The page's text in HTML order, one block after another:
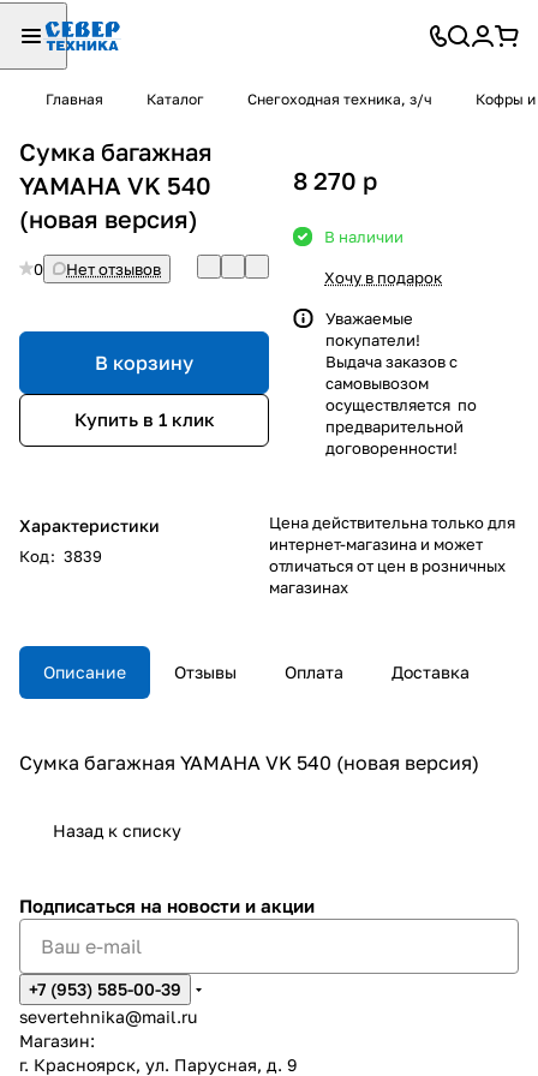
Главная Каталог Снегоходная техника, з/ч Кофры и
Сумка багажная
YAMAHA VK 540
(новая версия)
0 Нет отзывов
В корзину
Купить в 1 клик
Характеристики
Код: 3839
8 270 p
В наличии
Хочу в подарок
Уважаемые
покупатели!
Выдача заказов с
самовывозом
осуществляется по
предварительной
договоренности!
Цена действительна только для
интернет-магазина и может
отличаться от цен в розничных
магазинах
Описание Отзывы Оплата Доставка
Сумка багажная YAMAHA VK 540 (новая версия)
Назад к списку
Подписаться на новости и акции
+7 (953) 585-00-39
severtehnika@mail.ru
Магазин:
г. Красноярск, ул. Парусная, д. 9